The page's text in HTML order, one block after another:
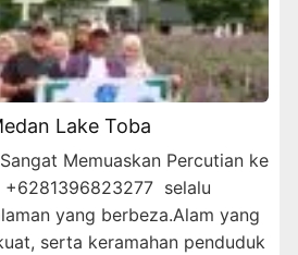
Lake Toba
Memuaskan Percutian ke
+6281396823277 selalu
yang berbeza.Alam yang
serta keramahan penduduk